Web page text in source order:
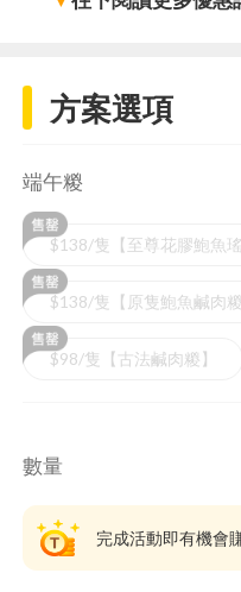
方案選項
端午糉
$138/隻【至尊花膠鮑魚瑤
$138/隻【原隻鮑魚鹹肉糉
$98/隻【古法鹹肉糉】
數量
完成活動即有機會